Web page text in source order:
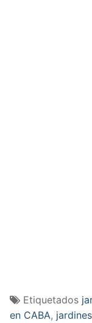
Etiquetados
en CABA,